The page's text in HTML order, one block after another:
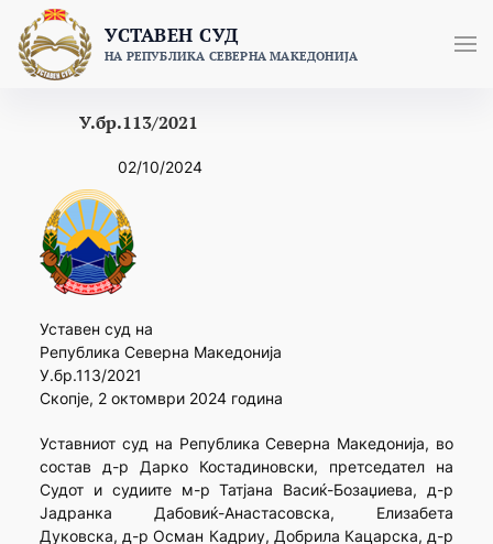
content
УСТАВЕН СУД
НА РЕПУБЛИКА СЕВЕРНА МАКЕДОНИЈА
У.бр.113/2021
02/10/2024
Уставен суд на
Република Северна Македонија
У.бр.113/2021
Скопје, 2 октомври 2024 година
Уставниот суд на Република Северна Македонија, во
состав д-р Дарко Костадиновски, претседател на
Судот и судиите м-р Татјана Васиќ-Бозаџиева, д-р
Јадранка Дабовиќ-Анастасовска, Елизабета
Дуковска, д-р Осман Кадриу, Добрила Кацарска, д-р